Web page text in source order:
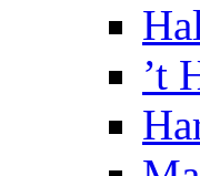
’t